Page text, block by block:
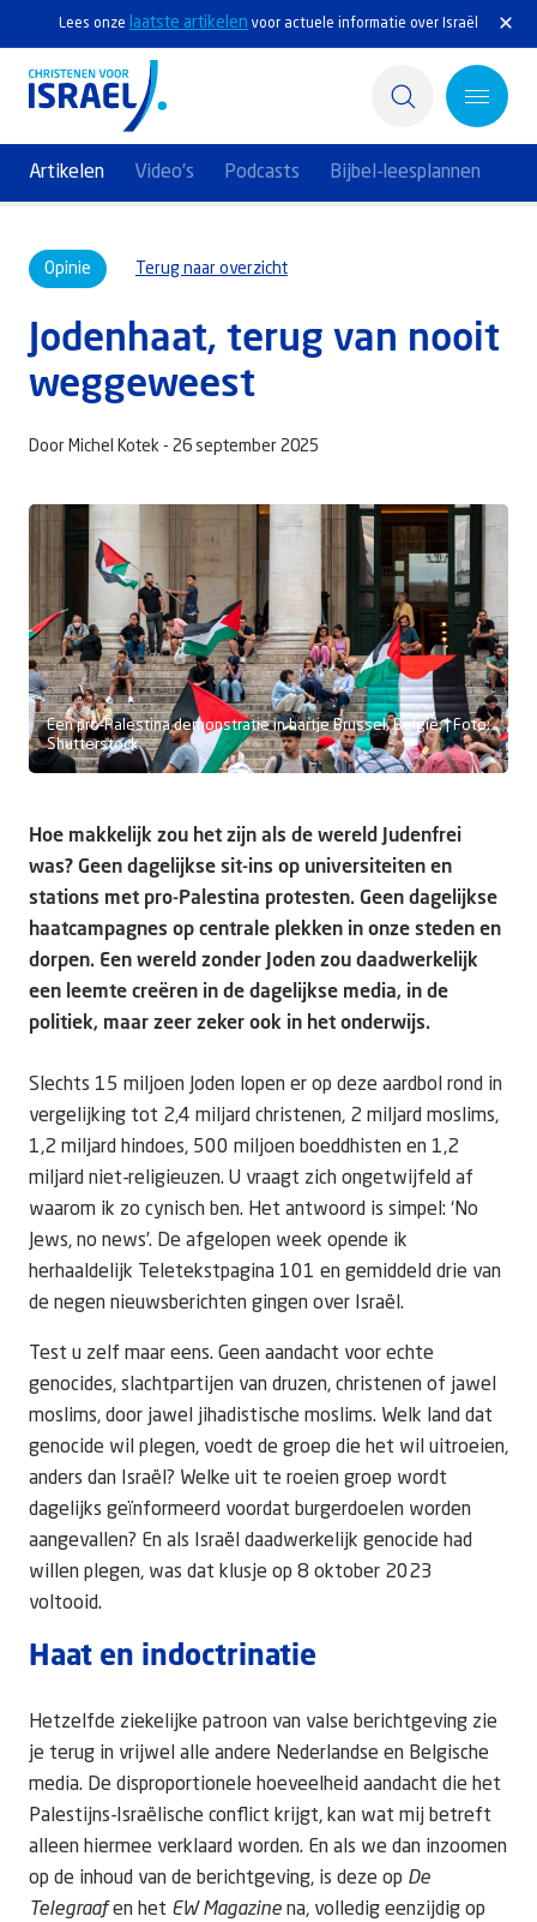
Lees onze laatste artikelen voor actuele informatie over Israël
Artikelen Video's Podcasts Bijbel-leesplannen
Actief
Ontdek
Steun Israël
Doneer
Opinie Terug naar overzicht
Jodenhaat, terug van nooit
weggeweest
Door Michel Kotek - 26 september 2025
Een pro-Palestina demonstratie in hartje Brussel, België. | Foto:
Shutterstock
Hoe makkelijk zou het zijn als de wereld Judenfrei
was? Geen dagelijkse sit-ins op universiteiten en
stations met pro-Palestina protesten. Geen dagelijkse
haatcampagnes op centrale plekken in onze steden en
dorpen. Een wereld zonder Joden zou daadwerkelijk
een leemte creëren in de dagelijkse media, in de
politiek, maar zeer zeker ook in het onderwijs.
Slechts 15 miljoen Joden lopen er op deze aardbol rond in
vergelijking tot 2,4 miljard christenen, 2 miljard moslims,
1,2 miljard hindoes, 500 miljoen boeddhisten en 1,2
miljard niet-religieuzen. U vraagt zich ongetwijfeld af
waarom ik zo cynisch ben. Het antwoord is simpel: ‘No
Jews, no news’. De afgelopen week opende ik
herhaaldelijk Teletekstpagina 101 en gemiddeld drie van
de negen nieuwsberichten gingen over Israël.
Test u zelf maar eens. Geen aandacht voor echte
genocides, slachtpartijen van druzen, christenen of jawel
moslims, door jawel jihadistische moslims. Welk land dat
genocide wil plegen, voedt de groep die het wil uitroeien,
anders dan Israël? Welke uit te roeien groep wordt
dagelijks geïnformeerd voordat burgerdoelen worden
aangevallen? En als Israël daadwerkelijk genocide had
willen plegen, was dat klusje op 8 oktober 2023
voltooid.
Haat en indoctrinatie
Hetzelfde ziekelijke patroon van valse berichtgeving zie
je terug in vrijwel alle andere Nederlandse en Belgische
media. De disproportionele hoeveelheid aandacht die het
Palestijns-Israëlische conflict krijgt, kan wat mij betreft
alleen hiermee verklaard worden. En als we dan inzoomen
op de inhoud van de berichtgeving, is deze op De
Telegraafen het EW Magazine na, volledig eenzijdig op